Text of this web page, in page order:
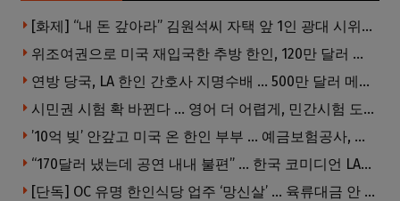
[화제] “내 돈 갚아라” 김원석씨 자택 앞 1인 광대 시위 … 한인 투자사, “108만 달러 못받아”
위조여권으로 미국 재입국한 추방 한인, 120만 달러 은행 사기 행각
연방 당국, LA 한인 간호사 지명수배 … 500만 달러 메디캐어 사기, 선고 직전 한국 도주
시민권 시험 확 바뀐다 … 영어 더 어렵게, 민간시험 도입 추진
’10억 빚’ 안갚고 미국 온 한인 부부 … 예금보험공사, 미국서 소송
“170달러 냈는데 공연 내내 불편” … 한국 코미디언 LA공연, 음향 불량에 외모 비하 개그 논란
[단독] OC 유명 한인식당 업주 ‘망신살’ … 육류대금 안 갚자 식당서 공개추심